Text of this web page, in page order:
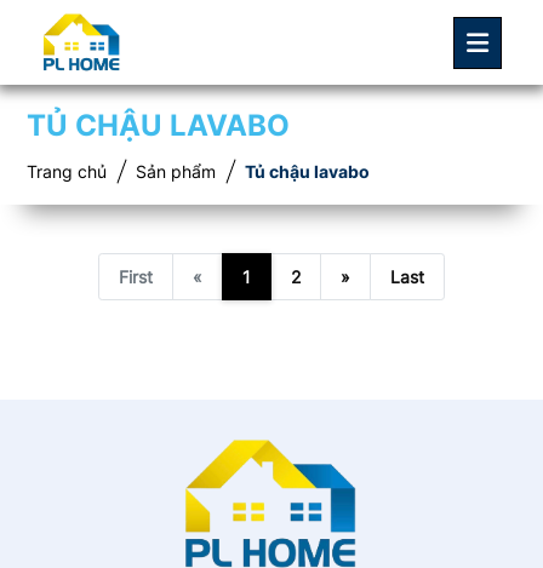
TỦ CHẬU LAVABO
Trang chủ Sản phẩm Tủ chậu lavabo
First « 1 2 » Last